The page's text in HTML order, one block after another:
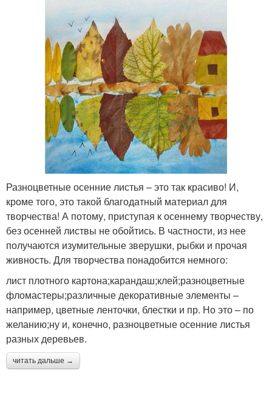
Разноцветные осенние листья – это так красиво! И,
кроме того, это такой благодатный материал для
творчества! А потому, приступая к осеннему творчеству,
без осенней листвы не обойтись. В частности, из нее
получаются изумительные зверушки, рыбки и прочая
живность. Для творчества понадобится немного:
лист плотного картона;карандаш;клей;разноцветные
фломастеры;различные декоративные элементы –
например, цветные ленточки, блестки и пр. Но это – по
желанию;ну и, конечно, разноцветные осенние листья
разных деревьев.
читать дальше →